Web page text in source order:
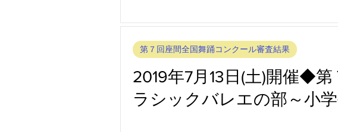
2019年7月13日(土)開催◆
ラシックバレエの部～小
第７回座間全国舞踊コンクール審査結果